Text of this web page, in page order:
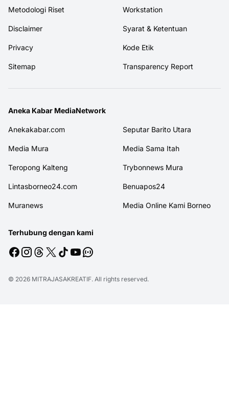
Metodologi Riset Workstation
Disclaimer Syarat & Ketentuan
Privacy Kode Etik
Sitemap Transparency Report
Aneka Kabar MediaNetwork
Anekakabar.com Seputar Barito Utara
Media Mura Media Sama Itah
Teropong Kalteng Trybonnews Mura
Lintasborneo24.com Benuapos24
Muranews Media Online Kami Borneo
Terhubung dengan kami
© 2026 MITRAJASAKREATIF. All rights reserved.